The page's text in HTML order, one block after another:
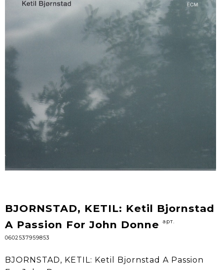
BJORNSTAD, KETIL: Ketil Bjornstad
A Passion For John Donne
арт.
0602537959853
BJORNSTAD, KETIL: Ketil Bjornstad A Passion